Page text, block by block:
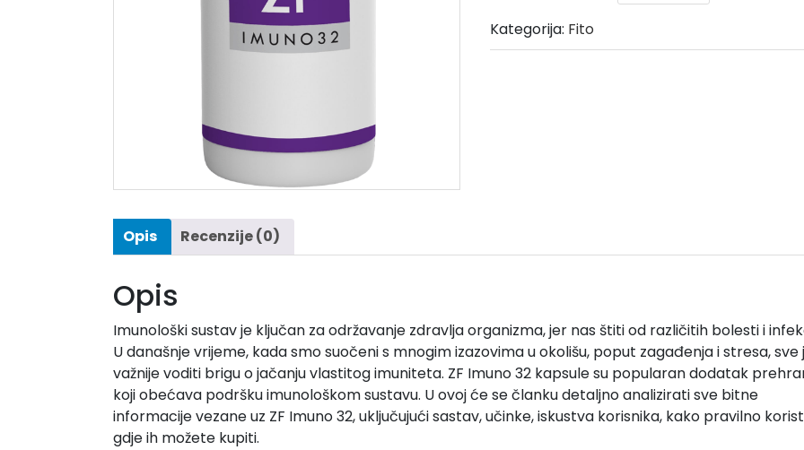
Kategorija: Fito
Opis Recenzije (0)
Opis
Imunološki sustav je ključan za održavanje zdravlja organizma, jer nas štiti od različitih bolesti i
U današnje vrijeme, kada smo suočeni s mnogim izazovima u okolišu, poput zagađenja i stresa, sve
važnije voditi brigu o jačanju vlastitog imuniteta. ZF Imuno 32 kapsule su popularan dodatak
koji obećava podršku imunološkom sustavu. U ovoj će se članku detaljno analizirati sve bitne
informacije vezane uz ZF Imuno 32, uključujući sastav, učinke, iskustva korisnika, kako pravilno
gdje ih možete kupiti.